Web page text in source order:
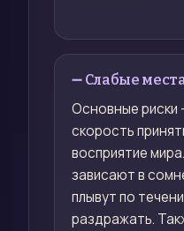
➖ Слабые
Основные риски
скорость
восприятие
зависают в
плывут по
раздражать.